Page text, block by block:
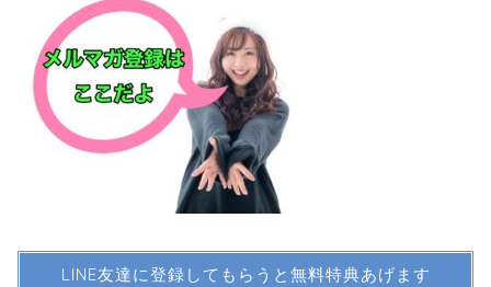
LINE友達に登録してもらうと無料特典あげます